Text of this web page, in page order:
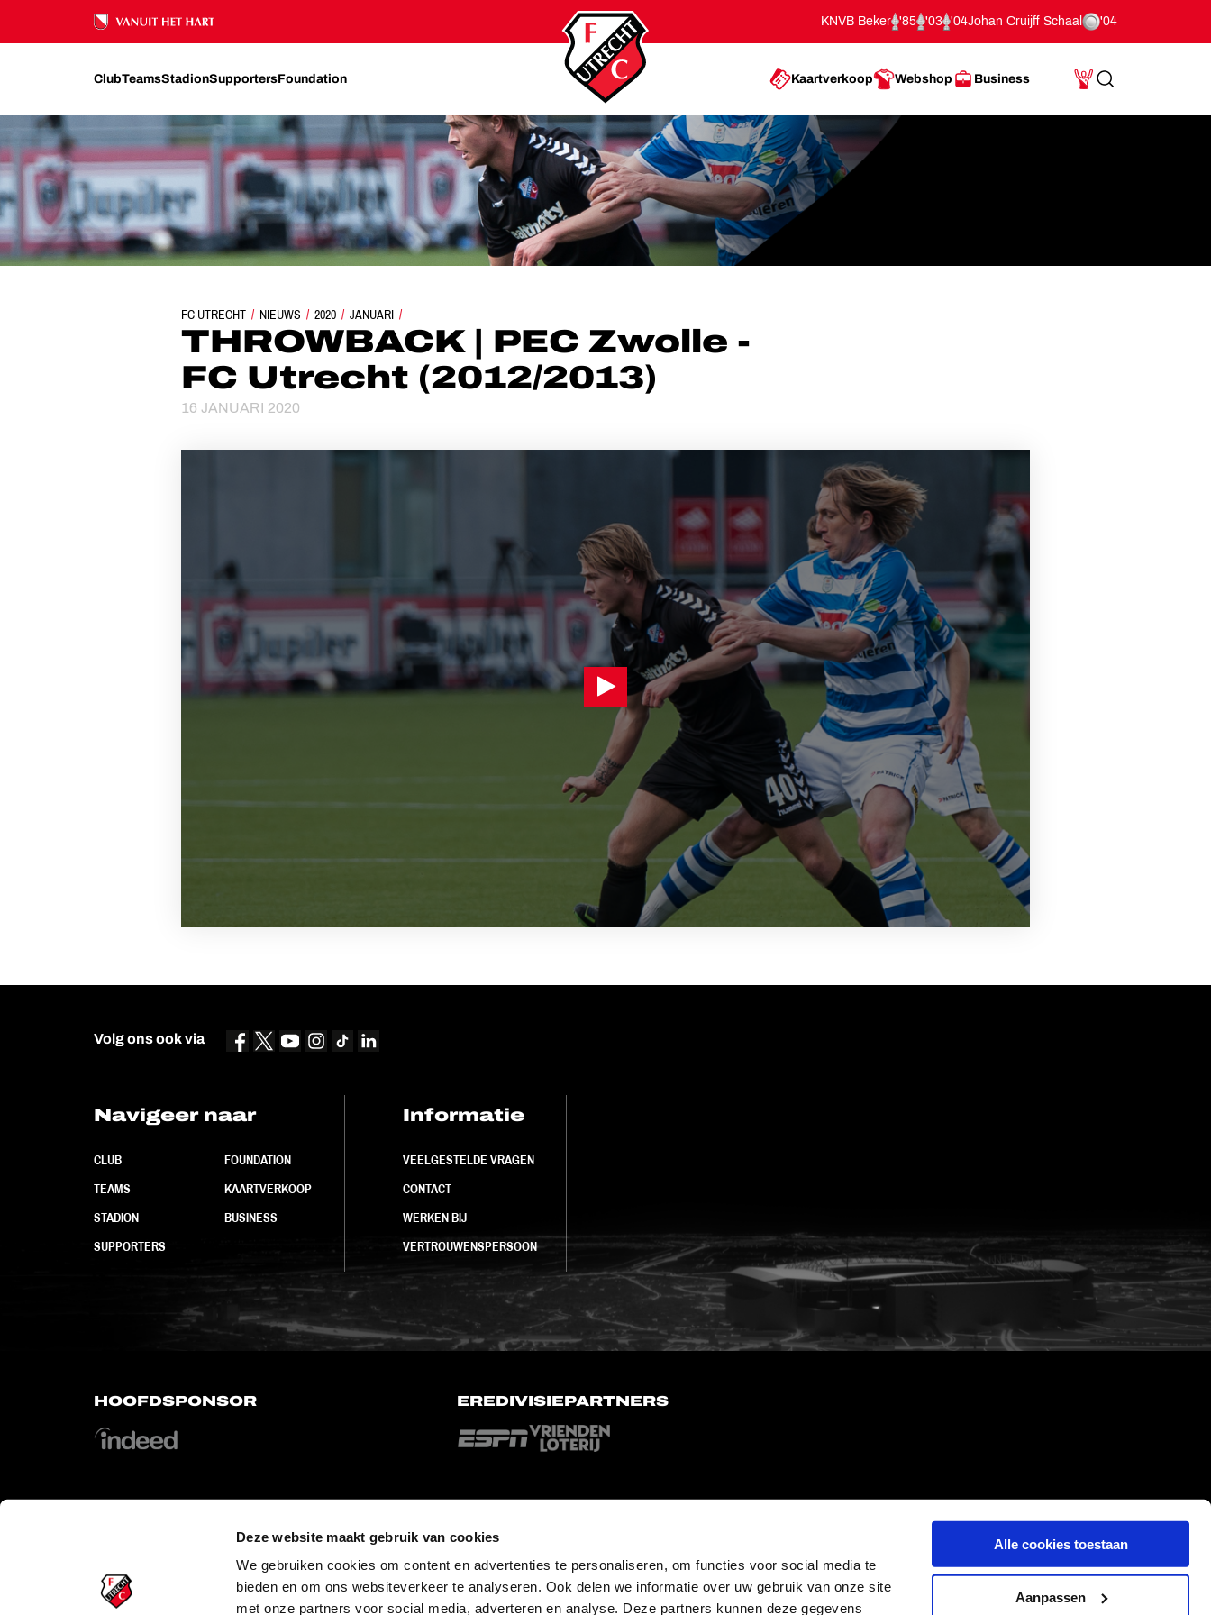
Deze website maakt gebruik van cookies
We gebruiken cookies om content en advertenties te personaliseren, om functies voor social media te
bieden en om ons websiteverkeer te analyseren. Ook delen we informatie over uw gebruik van onze site
met onze partners voor social media, adverteren en analyse. Deze partners kunnen deze gegevens
Alle cookies toestaan
Aanpassen
Ons nalatenschap
KNVB Beker '85 '03 '04Johan Cruijff Schaal '04
ClubTeamsStadionSupportersFoundation Kaartverkoop Webshop Business
Mijn Account
Search
FC UTRECHT NIEUWS 2020 JANUARI
THROWBACK | PEC ZWOLLE - FC UTRECHT (2012/2013)
THROWBACK | PEC Zwolle -
FC Utrecht (2012/2013)
16 JANUARI 2020
Volg ons ook via
Navigeer naar
CLUB
TEAMS
STADION
SUPPORTERS
FOUNDATION
KAARTVERKOOP
BUSINESS
Informatie
VEELGESTELDE VRAGEN
CONTACT
WERKEN BIJ
VERTROUWENSPERSOON
HOOFDSPONSOR EREDIVISIEPARTNERS
OFFICIAL PARTNERS